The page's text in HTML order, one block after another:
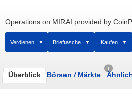
Operations on MIRAI provided by
Verdienen Brieftasche Kaufen
Überblick Börsen /Märkte
1